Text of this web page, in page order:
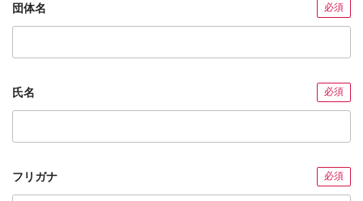
団体名 必須
氏名 必須
フリガナ 必須